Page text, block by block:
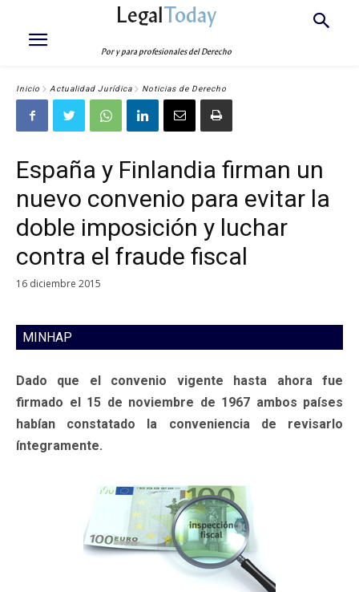
LegalToday
Por y para profesionales del Derecho
Inicio Actualidad Jurídica Noticias de Derecho
España y Finlandia firman un
nuevo convenio para evitar la
doble imposición y luchar
contra el fraude fiscal
16 diciembre 2015
MINHAP
Dado que el convenio vigente hasta ahora fue
firmado el 15 de noviembre de 1967 ambos países
habían constatado la conveniencia de revisarlo
íntegramente.